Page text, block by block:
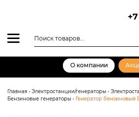
товаров
О компании
Главная • Электростанции/генераторы •
Бензиновые генераторы • Генератор бензиновый